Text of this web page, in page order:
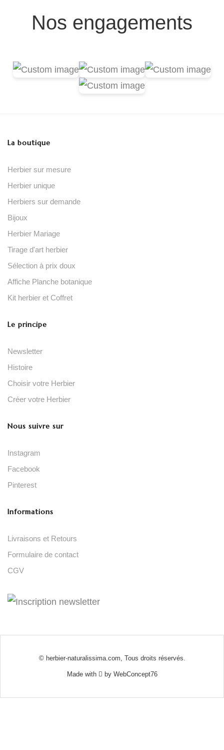
Nos engagements
La boutique
Herbier sur mesure
Herbier unique
Herbiers sur demande
Bijoux
Herbier Mariage
Tirage d'art herbier
Sélection à prix doux
Affiche Planche botanique
Kit herbier et Coffret
Le principe
Newsletter
Histoire
Choisir votre Herbier
Créer votre Herbier
Nous suivre sur
Instagram
Facebook
Pinterest
Informations
Livraisons et Retours
Formulaire de contact
CGV
© herbier-naturalissima.com, Tous droits réservés.
Made with by WebConcept76